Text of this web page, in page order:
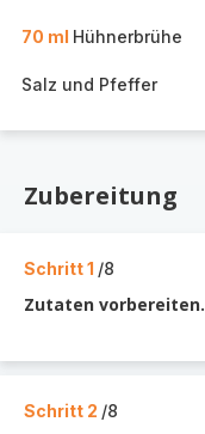
70 ml Hühnerbrühe
Salz und Pfeffer
Zubereitung
Schritt 1 /8
Zutaten vorbereiten.
Schritt 2 /8